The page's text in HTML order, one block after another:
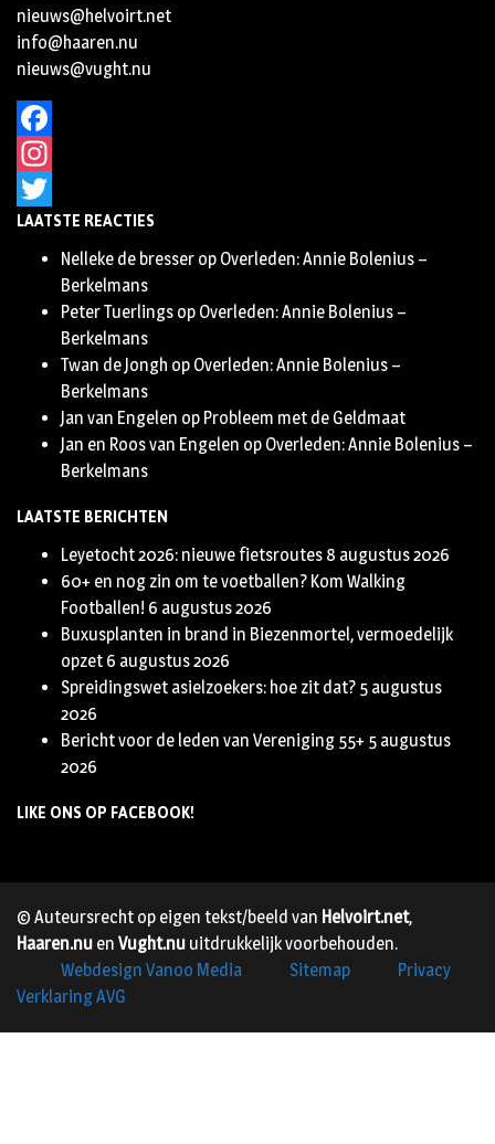
nieuws@helvoirt.net
info@haaren.nu
nieuws@vught.nu
Facebook
Instagram
Twitter
LAATSTE REACTIES
Nelleke de bresser op Overleden: Annie Bolenius –
Berkelmans
Peter Tuerlings op Overleden: Annie Bolenius –
Berkelmans
Twan de Jongh op Overleden: Annie Bolenius –
Berkelmans
Jan van Engelen op Probleem met de Geldmaat
Jan en Roos van Engelen op Overleden: Annie Bolenius –
Berkelmans
LAATSTE BERICHTEN
Leyetocht 2026: nieuwe fietsroutes 8 augustus 2026
60+ en nog zin om te voetballen? Kom Walking
Footballen! 6 augustus 2026
Buxusplanten in brand in Biezenmortel, vermoedelijk
opzet 6 augustus 2026
Spreidingswet asielzoekers: hoe zit dat? 5 augustus
2026
Bericht voor de leden van Vereniging 55+ 5 augustus
2026
LIKE ONS OP FACEBOOK!
© Auteursrecht op eigen tekst/beeld van Helvoirt.net,
Haaren.nu en Vught.nu uitdrukkelijk voorbehouden.
Webdesign Vanoo Media
Sitemap
Privacy
Verklaring AVG